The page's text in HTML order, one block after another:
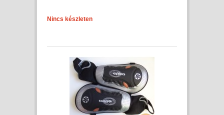
Nincs készleten